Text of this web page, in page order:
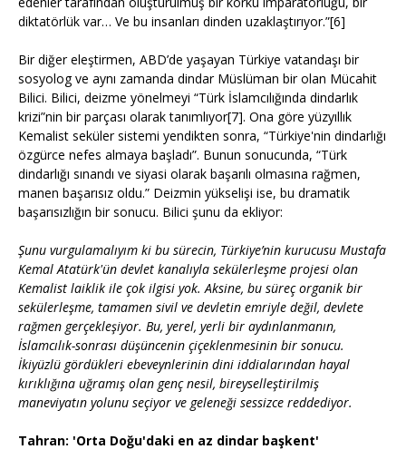
diktatörlük var… Ve bu insanları dinden uzaklaştırıyor.”[6]
Bir diğer eleştirmen, ABD’de yaşayan Türkiye vatandaşı bir
sosyolog ve aynı zamanda dindar Müslüman bir olan Mücahit
Bilici. Bilici, deizme yönelmeyi “Türk İslamcılığında dindarlık
krizi”nin bir parçası olarak tanımlıyor[7]. Ona göre yüzyıllık
Kemalist seküler sistemi yendikten sonra, “Türkiye'nin dindarlığı
özgürce nefes almaya başladı”. Bunun sonucunda, “Türk
dindarlığı sınandı ve siyasi olarak başarılı olmasına rağmen,
manen başarısız oldu.” Deizmin yükselişi ise, bu dramatik
başarısızlığın bir sonucu. Bilici şunu da ekliyor:
Şunu vurgulamalıyım ki bu sürecin, Türkiye’nin kurucusu Mustafa
Kemal Atatürk'ün devlet kanalıyla sekülerleşme projesi olan
Kemalist laiklik ile çok ilgisi yok. Aksine, bu süreç organik bir
sekülerleşme, tamamen sivil ve devletin emriyle değil, devlete
rağmen gerçekleşiyor. Bu, yerel, yerli bir aydınlanmanın,
İslamcılık-sonrası düşüncenin çiçeklenmesinin bir sonucu.
İkiyüzlü gördükleri ebeveynlerinin dini iddialarından hayal
kırıklığına uğramış olan genç nesil, bireyselleştirilmiş
maneviyatın yolunu seçiyor ve geleneği sessizce reddediyor.
Tahran: 'Orta Doğu'daki en az dindar başkent'